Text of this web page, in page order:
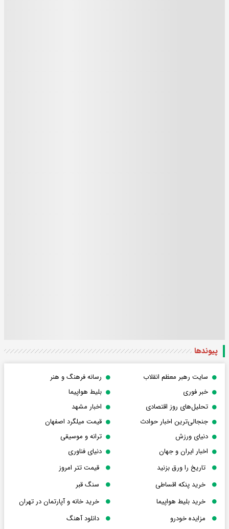
پیوندها
سایت رهبر معظم انقلاب
رسانه فرهنگ و هنر
خبر فوری
بلیط هواپیما
تحلیل‌های روز اقتصادی
اخبار مشهد
جنجالی‌ترین اخبار حوادث
قیمت میلگرد اصفهان
دنیای ورزش
ترانه و موسیقی
اخبار ایران و جهان
دنیای فناوری
تاریخ را ورق بزنید
قیمت تتر امروز
خرید پنکه اقساطی
سنگ قبر
خرید بلیط هواپیما
خرید خانه و آپارتمان در تهران
مزایده خودرو
دانلود آهنگ